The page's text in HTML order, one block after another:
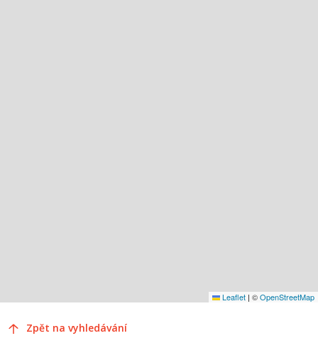
Leaflet | ©OpenStreetMap
Zpět na vyhledávání